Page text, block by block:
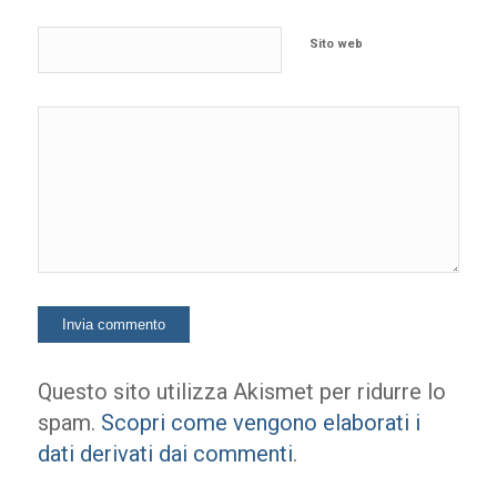
Sito web
Questo sito utilizza Akismet per ridurre lo
spam. Scopri come vengono elaborati i
dati derivati dai commenti.